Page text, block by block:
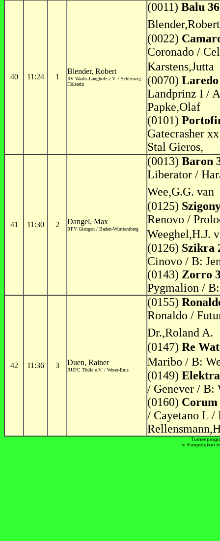
40 11:24 1
Blender, Robert
RV Waabs-Langholz e.V. / Schleswig-
Holstein
(0011) Balu
Blender,Robert
(0022)
Coronado /
Karstens,Jutta
(0070) Laredo
Landprinz I /
Papke,Olaf
(0101)
Gatecrasher
Stal Gieros,
41 11:30 2 Dangel, Max
RFV Giengen / Baden-Württemberg
(0013) Baron
Liberator /
Wee,G.G. van
(0125)
Renovo /
Weeghel,H.J.
(0126) Szikra
Cinovo / B:
(0143) Zorro
Pygmalion /
42 11:36 3 Duen, Rainer
RUFC Thüle e.V. / Weser-Ems
(0155)
Ronaldo /
Dr.,Roland A.
(0147) Re
Maribo / B:
(0149)
/ Genever / B:
(0160) Corum
/ Cayetano L /
In Kooperation